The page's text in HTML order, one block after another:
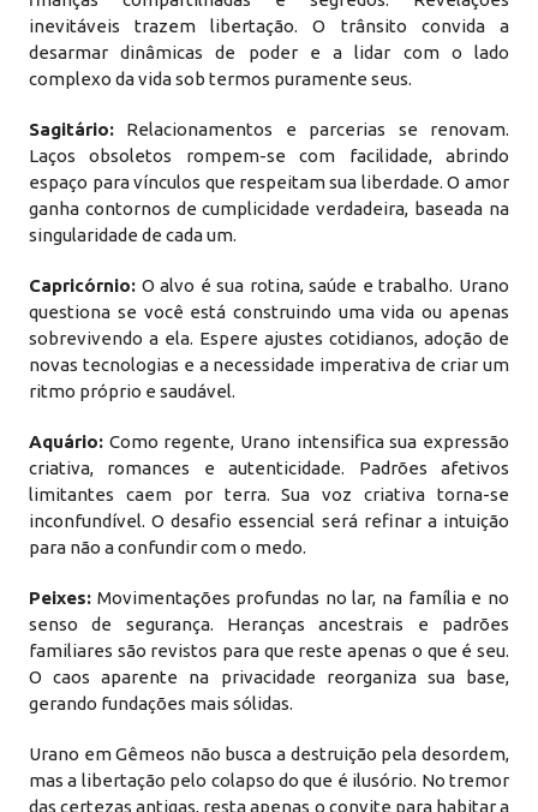
inevitáveis trazem libertação. O trânsito convida a
desarmar dinâmicas de poder e a lidar com o lado
complexo da vida sob termos puramente seus.
Sagitário: Relacionamentos e parcerias se renovam.
Laços obsoletos rompem-se com facilidade, abrindo
espaço para vínculos que respeitam sua liberdade. O amor
ganha contornos de cumplicidade verdadeira, baseada na
singularidade de cada um.
Capricórnio: O alvo é sua rotina, saúde e trabalho. Urano
questiona se você está construindo uma vida ou apenas
sobrevivendo a ela. Espere ajustes cotidianos, adoção de
novas tecnologias e a necessidade imperativa de criar um
ritmo próprio e saudável.
Aquário: Como regente, Urano intensifica sua expressão
criativa, romances e autenticidade. Padrões afetivos
limitantes caem por terra. Sua voz criativa torna-se
inconfundível. O desafio essencial será refinar a intuição
para não a confundir com o medo.
Peixes: Movimentações profundas no lar, na família e no
senso de segurança. Heranças ancestrais e padrões
familiares são revistos para que reste apenas o que é seu.
O caos aparente na privacidade reorganiza sua base,
gerando fundações mais sólidas.
Urano em Gêmeos não busca a destruição pela desordem,
mas a libertação pelo colapso do que é ilusório. No tremor
das certezas antigas, resta apenas o convite para habitar a